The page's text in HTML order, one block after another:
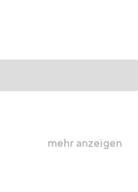
mehr anzeigen